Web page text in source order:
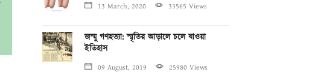
13 March, 2020 33565 Views
জম্মু গণহত্যা: স্মৃতির আড়ালে চলে যাওয়া
ইতিহাস
09 August, 2019 25980 Views